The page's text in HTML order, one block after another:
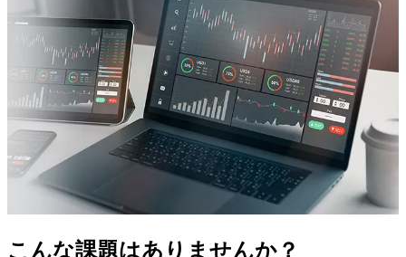
こんな課題はありませんか？